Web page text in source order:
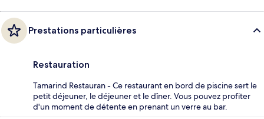
Prestations particulières
Restauration
Tamarind Restauran - Ce restaurant en bord de piscine sert le
petit déjeuner, le déjeuner et le dîner. Vous pouvez profiter
d'un moment de détente en prenant un verre au bar.